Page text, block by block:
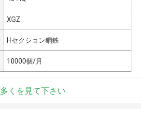
XGZ
Hセクション鋼鉄
10000個/月
多くを見て下さい